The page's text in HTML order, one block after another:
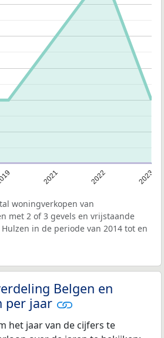
2021 2022 2023
woningverkopen van
met 2 of 3 gevels en vrijstaande
in de periode van 2014 tot en
Belgen en
per jaar
het jaar van de cijfers te